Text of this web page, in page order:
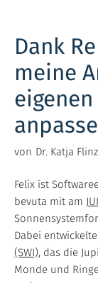
Dank
meine
von Dr. Katja
Felix ist
bevuta mit am
Dabei
(SWI), das die
Monde und